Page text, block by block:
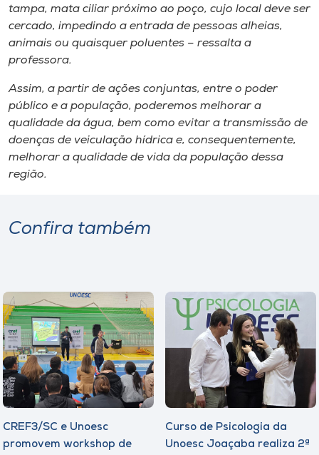
tampa, mata ciliar próximo ao poço, cujo local deve ser
cercado, impedindo a entrada de pessoas alheias,
animais ou quaisquer poluentes – ressalta a
professora.
Assim, a partir de ações conjuntas, entre o poder
público e a população, poderemos melhorar a
qualidade da água, bem como evitar a transmissão de
doenças de veiculação hídrica e, consequentemente,
melhorar a qualidade de vida da população dessa
região.
Confira também
CREF3/SC e Unoesc
promovem workshop de
Curso de Psicologia da
Unoesc Joaçaba realiza 2ª